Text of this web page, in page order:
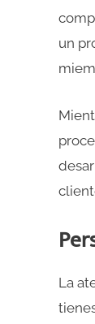
un
La